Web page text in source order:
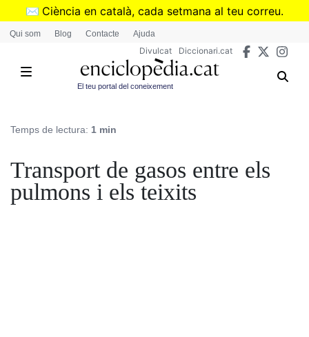
Vés
✉️ Ciència en català, cada setmana al teu correu.
➜Subscriu-te al butlletí de Divulcat
Qui som Blog Contacte Ajuda
Divulcat Diccionari.cat
El teu portal del coneixement
Temps de lectura: 1 min
Transport de gasos entre els
pulmons i els teixits